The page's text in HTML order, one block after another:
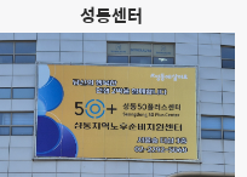
성동센터